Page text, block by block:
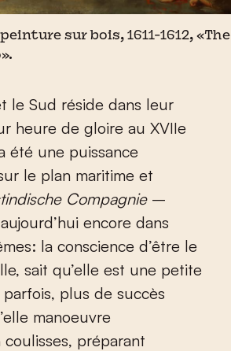
sur bois, 1611-1612, «The
le Sud réside dans leur
heure de gloire au XVIIe
été une puissance
le plan maritime et
Compagnie–
encore dans
la conscience d’être le
sait qu’elle est une petite
plus de succès
manoeuvre
préparant